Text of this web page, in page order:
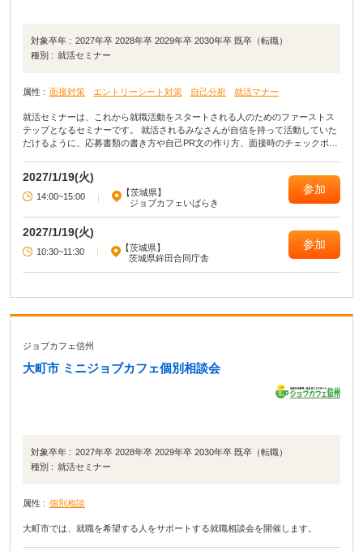
対象卒年 : 2027年卒 2028年卒 2029年卒 2030年卒 既卒（転職）
種別 : 就活セミナー
属性 : 面接対策 エントリーシート対策 自己分析 就活マナー
就活セミナーは、これから就職活動をスタートされる人のためのファーストス
テップとなるセミナーです。 就活されるみなさんが自信を持って活動していた
だけるように、応募書類の書き方や自己PR文の作り方、面接時のチェックポイ
2027/1/19(火)
14:00~15:00
【茨城県】
ジョブカフェいばらき
参加
2027/1/19(火)
10:30~11:30
【茨城県】
茨城県鉾田合同庁舎
参加
ジョブカフェ信州
大町市 ミニジョブカフェ個別相談会
対象卒年 : 2027年卒 2028年卒 2029年卒 2030年卒 既卒（転職）
種別 : 就活セミナー
属性 : 個別相談
大町市では、就職を希望する人をサポートする就職相談会を開催します。